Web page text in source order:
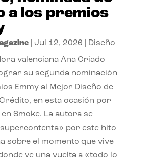
a los premios
| Jul 12, 2026 Diseño
valenciana Ana Criado
su segunda nominación
Emmy al Mejor Diseño de
en esta ocasión por
Smoke. La autora se
por este hito
sobre el momento que vive
ve una vuelta a «todo lo